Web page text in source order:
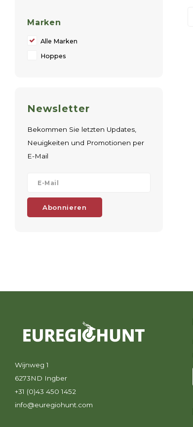
Marken
Alle Marken
Hoppes
Newsletter
Bekommen Sie letzten Updates,
Neuigkeiten und Promotionen per
E-Mail
Abonnieren
Wijnweg 1
6273ND Ingber
+31 (0)43 450 1452
info@euregiohunt.com